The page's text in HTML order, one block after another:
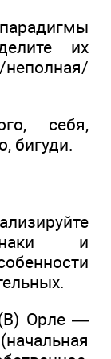
их
себя,
бигуди.
и
Орле —